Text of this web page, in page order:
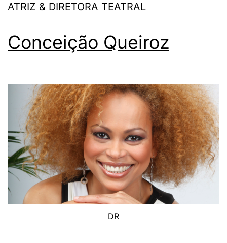
ATRIZ & DIRETORA TEATRAL
Conceição Queiroz
DR